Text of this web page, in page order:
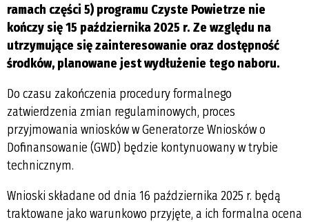
ramach części 5) programu Czyste Powietrze nie
kończy się 15 października 2025 r. Ze względu na
utrzymujące się zainteresowanie oraz dostępność
środków, planowane jest wydłużenie tego naboru.
Do czasu zakończenia procedury formalnego
zatwierdzenia zmian regulaminowych, proces
przyjmowania wniosków w Generatorze Wniosków o
Dofinansowanie (GWD) będzie kontynuowany w trybie
technicznym.
Wnioski składane od dnia 16 października 2025 r. będą
traktowane jako warunkowo przyjęte, a ich formalna ocena